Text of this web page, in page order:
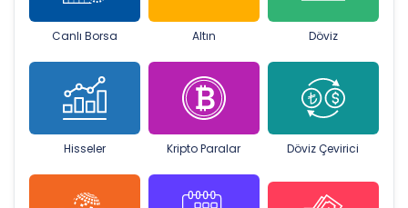
Canlı Borsa Altın Döviz
Hisseler Kripto Paralar Döviz Çevirici